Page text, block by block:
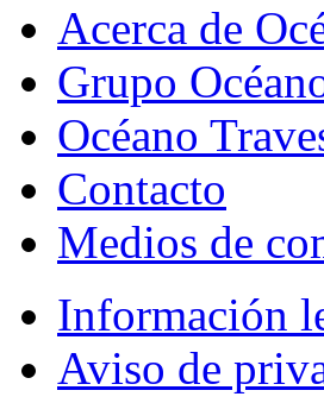
Acerca de
Grupo
Océano
Contacto
Medios de
Información
Aviso de